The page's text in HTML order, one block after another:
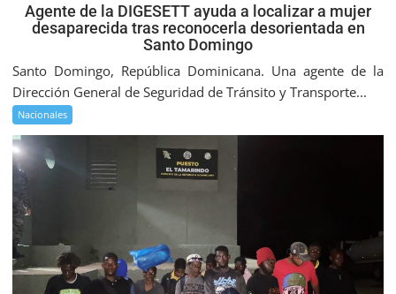
Agente de la DIGESETT ayuda a localizar a mujer
desaparecida tras reconocerla desorientada en
Santo Domingo
Santo Domingo, República Dominicana. Una agente de la
Dirección General de Seguridad de Tránsito y Transporte...
Nacionales